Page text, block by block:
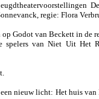
regie: Flora
op Godot van Beckett in de
spelers van Niet Uit Het
nieuw licht: Het huis van